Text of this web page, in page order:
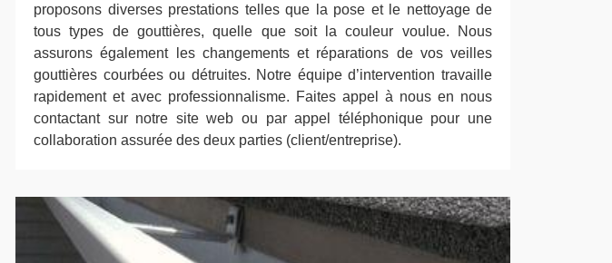
proposons diverses prestations telles que la pose et le nettoyage de
tous types de gouttières, quelle que soit la couleur voulue. Nous
assurons également les changements et réparations de vos veilles
gouttières courbées ou détruites. Notre équipe d’intervention travaille
rapidement et avec professionnalisme. Faites appel à nous en nous
contactant sur notre site web ou par appel téléphonique pour une
collaboration assurée des deux parties (client/entreprise).